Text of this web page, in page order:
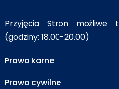
Przyjęcia Stron możliwe
(godziny: 18.00-20.00)
Prawo karne
Prawo cywilne